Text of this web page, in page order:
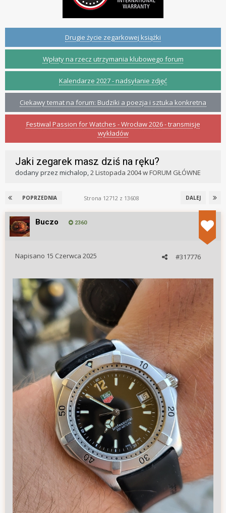
Drugie życie zegarkowej książki
Wpłaty na rzecz utrzymania klubowego forum
Kalendarze 2027 - nadsyłanie zdjęć
Ciekawy temat na forum: Budziki a poezja i sztuka konkretna
Festiwal Passion for Watches - Wrocław 2026 - transmisje
wykładów
Jaki zegarek masz dziś na ręku?
dodany przez michalop,2 Listopada 2004wFORUM GŁÓWNE
POPRZEDNIA DALEJ
Strona 12712 z 13608
Buczo 2360
#317776
Napisano 15 Czerwca 2025